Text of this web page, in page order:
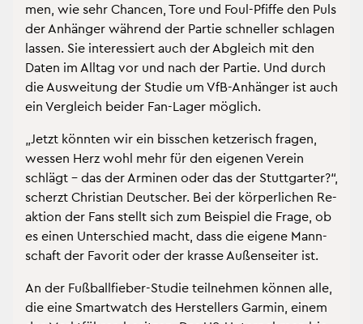
men, wie sehr Chan­cen, Tore und Foul-Pfif­fe den Puls
der An­hän­ger wäh­rend der Par­tie schnel­ler schla­gen
las­sen. Sie in­ter­es­siert auch der Ab­gleich mit den
Daten im All­tag vor und nach der Par­tie. Und durch
die Aus­wei­tung der Stu­die um VfB-An­hän­ger ist auch
ein Ver­gleich bei­der Fan-Lager mög­lich.
„Jetzt könn­ten wir ein biss­chen ket­ze­risch fra­gen,
wes­sen Herz wohl mehr für den ei­ge­nen Ver­ein
schlägt – das der Ar­mi­nen oder das der Stutt­gar­ter?“,
scherzt Chris­ti­an Deut­scher. Bei der kör­per­li­chen Re­
ak­ti­on der Fans stellt sich zum Bei­spiel die Frage, ob
es einen Un­ter­schied macht, dass die ei­ge­ne Mann­
schaft der Fa­vo­rit oder der kras­se Au­ßen­sei­ter ist.
An der Fuß­ball­fie­ber-Stu­die teil­neh­men kön­nen alle,
die eine Smart­watch des Her­stel­lers Gar­min, einem